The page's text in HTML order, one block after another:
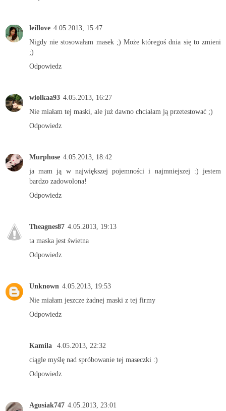
leillove 4.05.2013, 15:47
Nigdy nie stosowałam masek ;) Może któregoś dnia się to zmieni
;)
Odpowiedz
wiolkaa93 4.05.2013, 16:27
Nie miałam tej maski, ale już dawno chciałam ją przetestować ;)
Odpowiedz
Murphose 4.05.2013, 18:42
ja mam ją w największej pojemności i najmniejszej :) jestem
bardzo zadowolona!
Odpowiedz
Theagnes87 4.05.2013, 19:13
ta maska jest świetna
Odpowiedz
Unknown 4.05.2013, 19:53
Nie miałam jeszcze żadnej maski z tej firmy
Odpowiedz
Kamila
4.05.2013, 22:32
ciągle myślę nad spróbowanie tej maseczki :)
Odpowiedz
Agusiak747 4.05.2013, 23:01